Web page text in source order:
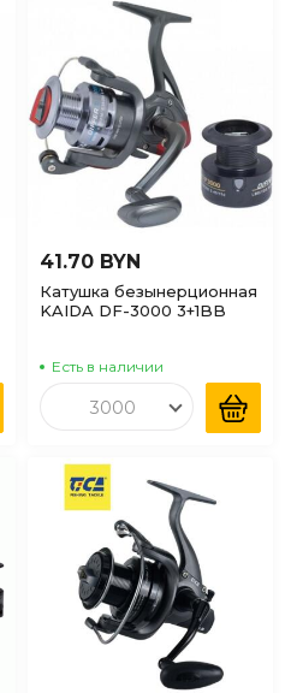
(доступные)
41.70 BYN
Катушка безынерционная
KAIDA DF-3000 3+1BB
Есть в наличии
3000